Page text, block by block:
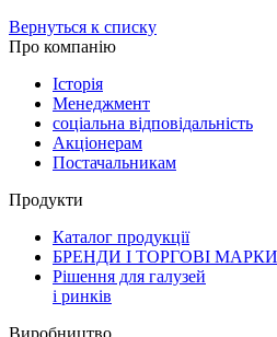
Вернуться к списку
Про компанію
Історія
Менеджмент
соціальна відповідальність
Акціонерам
Постачальникам
Продукти
Каталог продукції
БРЕНДИ І ТОРГОВІ МАРКИ
Рішення для галузей
і ринків
Виробництво